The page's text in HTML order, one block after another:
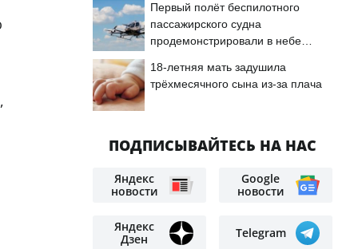
Первый полёт беспилотного
пассажирского судна
продемонстрировали в небе
18-летняя мать задушила
трёхмесячного сына из-за плача
ПОДПИСЫВАЙТЕСЬ НА НАС
Яндекс
новости
Google
новости
Яндекс
Дзен
Telegram